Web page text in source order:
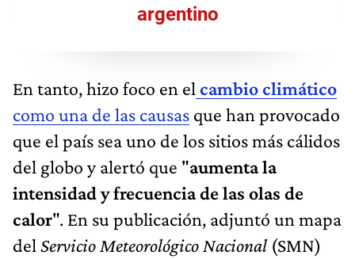
argentino
En tanto, hizo foco en el cambio climático
como una de las causas que han provocado
que el país sea uno de los sitios más cálidos
del globo y alertó que "aumenta la
intensidad y frecuencia de las olas de
calor". En su publicación, adjuntó un mapa
del Servicio Meteorológico Nacional (SMN)